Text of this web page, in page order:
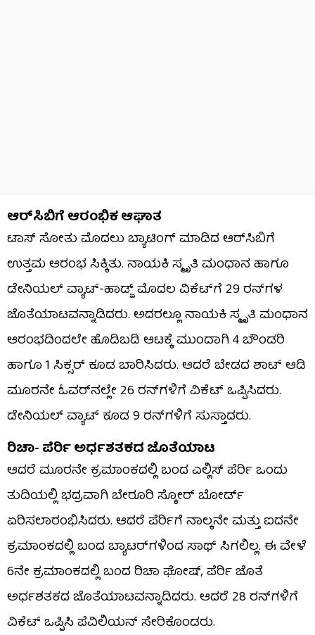
ಆರ್​ಸಿಬಿಗೆ ಆರಂಭಿಕ ಆಘಾತ
ಟಾಸ್ ಸೋತು ಮೊದಲು ಬ್ಯಾಟಿಂಗ್ ಮಾಡಿದ ಆರ್​ಸಿಬಿಗೆ
ಉತ್ತಮ ಆರಂಭ ಸಿಕ್ಕಿತು. ನಾಯಕಿ ಸ್ಮೃತಿ ಮಂಧಾನ ಹಾಗೂ
ಡೇನಿಯಲ್ ವ್ಯಾಟ್-ಹಾಡ್ಜ್ ಮೊದಲ ವಿಕೆಟ್​ಗೆ 29 ರನ್​ಗಳ
ಜೊತೆಯಾಟವನ್ನಾಡಿದರು. ಅದರಲ್ಲೂ ನಾಯಕಿ ಸ್ಮೃತಿ ಮಂಧಾನ
ಆರಂಭದಿಂದಲೇ ಹೊಡಿಬಡಿ ಆಟಕ್ಕೆ ಮುಂದಾಗಿ 4 ಬೌಂಡರಿ
ಹಾಗೂ 1 ಸಿಕ್ಸರ್ ಕೂಡ ಬಾರಿಸಿದರು. ಆದರೆ ಬೇಡದ ಶಾಟ್ ಆಡಿ
ಮೂರನೇ ಓವರ್​ನಲ್ಲೇ 26 ರನ್​ಗಳಿಗೆ ವಿಕೆಟ್ ಒಪ್ಪಿಸಿದರು.
ಡೇನಿಯಲ್ ವ್ಯಾಟ್ ಕೂಡ 9 ರನ್​ಗಳಿಗೆ ಸುಸ್ತಾದರು.
ರಿಚಾ- ಪೆರ್ರಿ ಅರ್ಧಶತಕದ ಜೊತೆಯಾಟ
ಆದರೆ ಮೂರನೇ ಕ್ರಮಾಂಕದಲ್ಲಿ ಬಂದ ಎಲ್ಲಿಸ್ ಪೆರ್ರಿ ಒಂದು
ತುದಿಯಲ್ಲಿ ಭದ್ರವಾಗಿ ಬೇರೂರಿ ಸ್ಕೋರ್ ಬೋರ್ಡ್​
ಏರಿಸಲಾರಂಭಿಸಿದರು. ಆದರೆ ಪೆರ್ರಿಗೆ ನಾಲ್ಕನೇ ಮತ್ತು ಐದನೇ
ಕ್ರಮಾಂಕದಲ್ಲಿ ಬಂದ ಬ್ಯಾಟರ್​ಗಳಿಂದ ಸಾಥ್ ಸಿಗಲಿಲ್ಲ. ಈ ವೇಳೆ
6ನೇ ಕ್ರಮಾಂಕದಲ್ಲಿ ಬಂದ ರಿಚಾ ಘೋಷ್, ಪೆರ್ರಿ ಜೊತೆ
ಅರ್ಧಶತಕದ ಜೊತೆಯಾಟವನ್ನಾಡಿದರು. ಆದರೆ 28 ರನ್​ಗಳಿಗೆ
ವಿಕೆಟ್ ಒಪ್ಪಿಸಿ ಪೆವಿಲಿಯನ್ ಸೇರಿಕೊಂಡರು.